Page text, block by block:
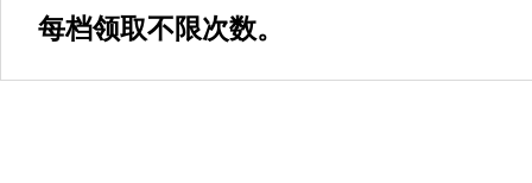
每档领取不限次数。